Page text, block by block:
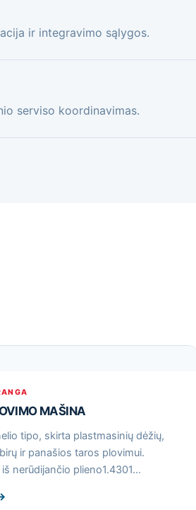
ir integravimo sąlygos.
serviso koordinavimas.
MAŠINA
tipo, skirta plastmasinių dėžių,
ir panašios taros plovimui.
nerūdijančio plieno1.4301…